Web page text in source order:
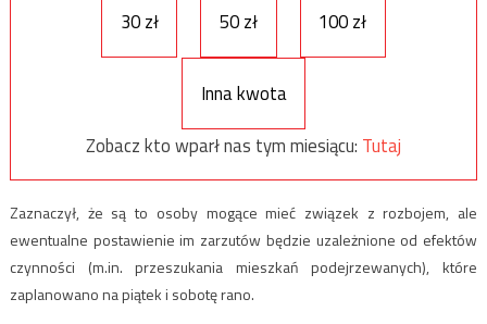
30 zł 50 zł 100 zł
Inna kwota
Zobacz kto wparł nas tym miesiącu: Tutaj
Zaznaczył, że są to osoby mogące mieć związek z rozbojem, ale
ewentualne postawienie im zarzutów będzie uzależnione od efektów
czynności (m.in. przeszukania mieszkań podejrzewanych), które
zaplanowano na piątek i sobotę rano.